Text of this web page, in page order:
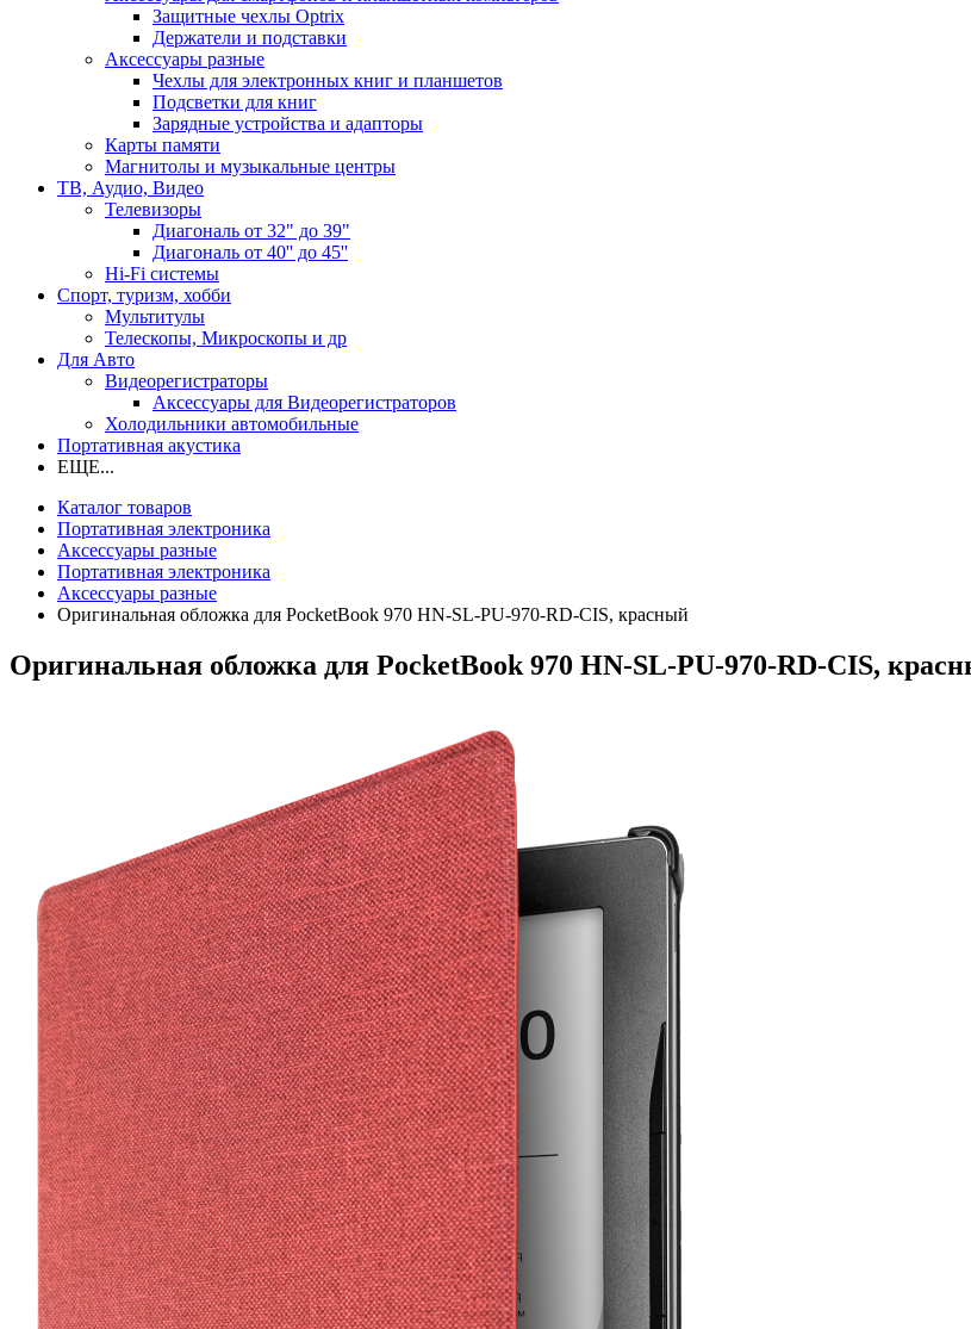
Защитные чехлы Optrix
Держатели и подставки
Аксессуары разные
Чехлы для электронных книг и планшетов
Подсветки для книг
Зарядные устройства и адапторы
Карты памяти
Магнитолы и музыкальные центры
ТВ, Аудио, Видео
Телевизоры
Диагональ от 32" до 39"
Диагональ от 40'' до 45''
Hi-Fi системы
Спорт, туризм, хобби
Мультитулы
Телескопы, Микроскопы и др
Для Авто
Видеорегистраторы
Аксессуары для Видеорегистраторов
Холодильники автомобильные
Портативная акустика
ЕЩЕ...
Каталог товаров
Портативная электроника
Аксессуары разные
Портативная электроника
Аксессуары разные
Оригинальная обложка для PocketBook 970 HN-SL-PU-970-RD-CIS, красный
Оригинальная обложка для PocketBook 970 HN-SL-PU-970-RD-CIS,